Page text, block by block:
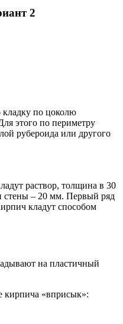
2
кладку по цоколю
этого по периметру
рубероида или другого
раствор, толщина в 30
стены – 20 мм. Первый ряд
кладут способом
на пластичный
кирпича «вприсык»: